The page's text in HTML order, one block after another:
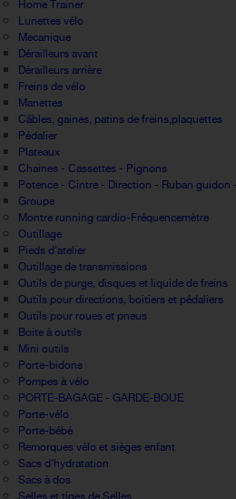
Home Trainer
Lunettes vélo
Mecanique
Dérailleurs avant
Dérailleurs arrière
Freins de vélo
Manettes
Câbles, gaines, patins de freins,plaquettes
Pédalier
Plateaux
Chaines - Cassettes - Pignons
Potence - Cintre - Direction - Ruban guidon
Groupe
Montre running cardio-Fréquencemètre
Outillage
Pieds d'atelier
Outillage de transmissions
Outils de purge, disques et liquide de freins
Outils pour directions, boitiers et pédaliers
Outils pour roues et pneus
Boite à outils
Mini outils
Porte-bidons
Pompes à vélo
PORTE-BAGAGE - GARDE-BOUE
Porte-vélo
Porte-bébé
Remorques vélo et sièges enfant
Sacs d'hydratation
Sacs à dos
Selles et tiges de Selles